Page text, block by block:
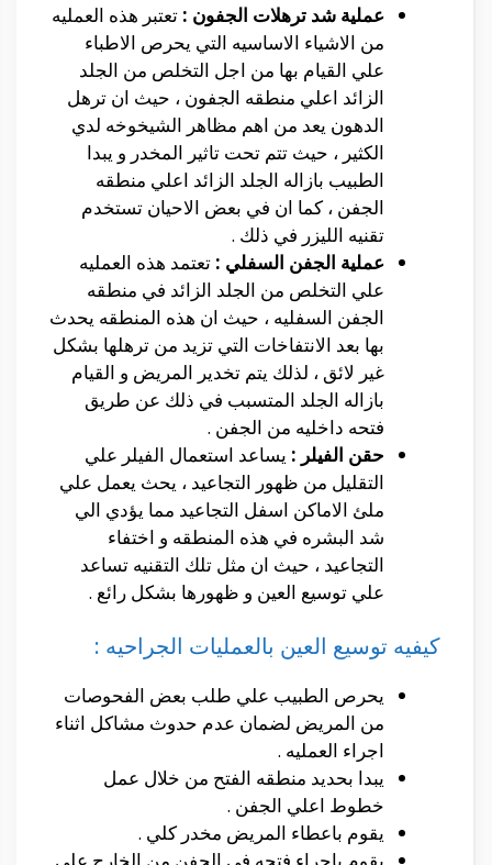
عملية شد ترهلات الجفون : تعتبر هذه العمليه
من الاشياء الاساسيه التي يحرص الاطباء
علي القيام بها من اجل التخلص من الجلد
الزائد اعلي منطقه الجفون ، حيث ان ترهل
الدهون يعد من اهم مظاهر الشيخوخه لدي
الكثير ، حيث تتم تحت تاثير المخدر و يبدا
الطبيب بازاله الجلد الزائد اعلي منطقه
الجفن ، كما ان في بعض الاحيان تستخدم
تقنيه الليزر في ذلك .
عملية الجفن السفلي : تعتمد هذه العمليه
علي التخلص من الجلد الزائد في منطقه
الجفن السفليه ، حيث ان هذه المنطقه يحدث
بها بعد الانتفاخات التي تزيد من ترهلها بشكل
غير لائق ، لذلك يتم تخدير المريض و القيام
بازاله الجلد المتسبب في ذلك عن طريق
فتحه داخليه من الجفن .
حقن الفيلر : يساعد استعمال الفيلر علي
التقليل من ظهور التجاعيد ، يحث يعمل علي
ملئ الاماكن اسفل التجاعيد مما يؤدي الي
شد البشره في هذه المنطقه و اختفاء
التجاعيد ، حيث ان مثل تلك التقنيه تساعد
علي توسيع العين و ظهورها بشكل رائع .
كيفيه توسيع العين بالعمليات الجراحيه :
يحرص الطبيب علي طلب بعض الفحوصات
من المريض لضمان عدم حدوث مشاكل اثناء
اجراء العمليه .
يبدا بحديد منطقه الفتح من خلال عمل
خطوط اعلي الجفن .
يقوم باعطاء المريض مخدر كلي .